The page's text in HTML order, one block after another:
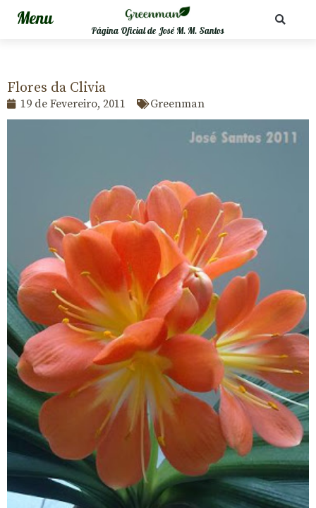
Página Oficial de José M. M. Santos
Flores da Clivia
19 de Fevereiro, 2011 Greenman